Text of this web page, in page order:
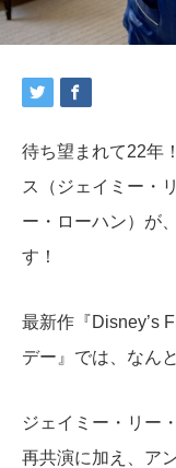
待ち望まれて22年
ス（ジェイミー・
ー・ローハン）が
す！
最新作『Disney’s
デー』では、なん
ジェイミー・リー
再共演に加え、ア